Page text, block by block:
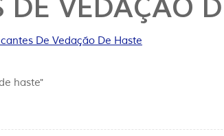
DE VEDAÇÃO
De Vedação De Haste
haste"